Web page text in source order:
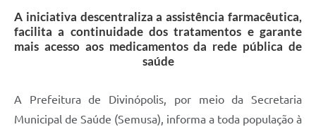
A iniciativa descentraliza a assistência farmacêutica,
facilita a continuidade dos tratamentos e garante
mais acesso aos medicamentos da rede pública de
saúde
A Prefeitura de Divinópolis, por meio da Secretaria
Municipal de Saúde (Semusa), informa a toda população à